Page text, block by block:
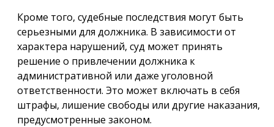
Кроме того, судебные последствия могут быть
серьезными для должника. В зависимости от
характера нарушений, суд может принять
решение о привлечении должника к
административной или даже уголовной
ответственности. Это может включать в себя
штрафы, лишение свободы или другие наказания,
предусмотренные законом.